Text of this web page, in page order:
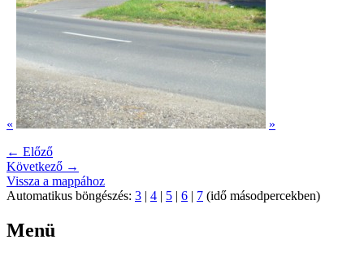
«
»
← Előző
Következő →
Vissza a mappához
Automatikus böngészés: 3 | 4 | 5 | 6 | 7 (idő másodpercekben)
Menü